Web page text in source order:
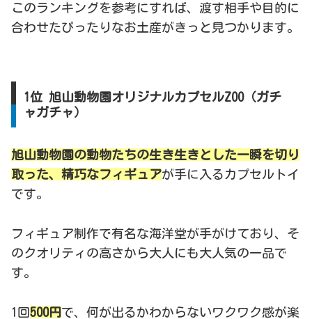
このランキングを参考にすれば、渡す相手や目的に
合わせたぴったりなお土産がきっと見つかります。
1位 旭山動物園オリジナルカプセルZOO（ガチ
ャガチャ）
旭山動物園の動物たちの生き生きとした一瞬を切り
取った、精巧なフィギュアが手に入るカプセルトイ
です。
フィギュア制作で有名な海洋堂が手がけており、そ
のクオリティの高さから大人にも大人気の一品で
す。
1回500円で、何が出るかわからないワクワク感が楽